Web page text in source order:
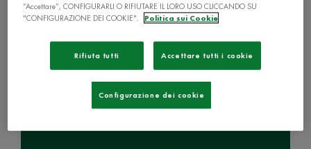
“Accettare”, CONFIGURARLI O RIFIUTARE IL LORO USO CLICCANDO SU
"CONFIGURAZIONE DEI COOKIE".
Politica sui Cookie
Rifiuta tutti Accettare tutti i cookie
Configurazione dei cookie